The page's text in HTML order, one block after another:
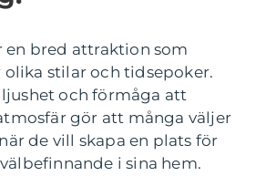
en bred attraktion som
olika stilar och tidsepoker.
och förmåga att
gör att många väljer
de vill skapa en plats för
i sina hem.